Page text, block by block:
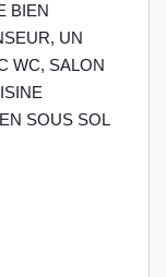
BIEN
UN
WC, SALON
SOUS SOL